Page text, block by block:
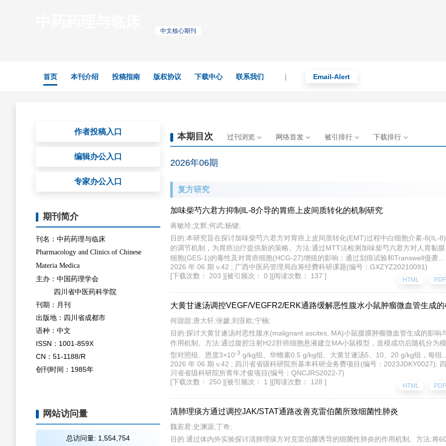
中文核心期刊
首页 本刊介绍 投稿指南 版权协议 下载中心 联系我们 | Email-Alert
作者投稿入口
编辑办公入口
专家办公入口
期刊简介
刊名：中药药理与临床
Pharmacology and Clinics of Chinese
Materia Medica
主办：中国药理学会
四川省中医药科学院
刊期：月刊
出版地：四川省成都市
语种：中文
ISSN：1001-859X
CN：51-1188/R
创刊时间：1985年
网站访问量
总访问量: 1,555,917
本期目次 过刊浏览 网络首发 被引排行 下载排行
2026年06期
复方研究
加味柴芍六君方抑制IL-8介导的胃癌上皮间质转化的机制研究
蒋敏玲;文辉;何武;杨键;
目的:本研究旨在探讨加味柴芍六君方对胃癌上皮间质转化(EMT)过程中白细胞介素-8(IL-8)
胃癌治疗提供新的策略。方法:通过MTT法检测加味柴芍六君方对人胃黏膜细胞(GES-1)的
(HCG-27)增殖的影响；通过划痕试验和Transwell侵袭试验评估该方对细胞迁移和侵袭能力
用TGF-β1 10μg/L诱导EMT模型，并通过慢病毒转染构建IL-8过表达细胞模型；采用ELISA
(CEA)、胃泌素(G-17)和IL-8含量，qRT-PCR和Western blot法检测EMT标志物(Ecadherin
柴芍六君方200、400μg/mL组细胞CEA、G-17和IL-8含量显著升高(P<0.01),过表达IL-8组
17、IL-8含量显著升高(P<0.01)。与过表达IL-8模型对照组比较，加味柴芍六君方200、
Vimentin、Twist、Snail、IL-8蛋白和mRNA表达下调，Ecadherin上调(P<0.05或
Twist mRNA表达上调，Il8、EcadherinmRNA表达下调(P<0.05或P<0.01)。与TGF-β1组
君方+TGF-β1组细胞Vimentin、Twist、SnailmRNA表达下调，Ecadherin、Il8 mRNA表达
P<0.01)。免疫荧光结果表明，相较于空白对照组，过表达IL-8组和TGF-β1组的荧光强度
六君方组减弱细胞IL-8的荧光强度。结论:加味柴芍六君方通过调控IL-8及其下游信号通路
细胞的EMT过程。
2026 年 06 期 v.42 ; 广西中医药管理局自筹经费科研课题(编号：GXZYZ20210091)
[下载次数： 203 ][被引频次： 0 ][阅读次数： 137 ] HTML
大黄甘遂汤调控VEGF/VEGFR2/ERK通路缓解恶性腹水小鼠肿瘤微血管生成
何甜甜;唐大轩;张媛;刘亚欧;宁楠;
目的:探讨大黄甘遂汤对恶性腹水(malignant ascites, MA)小鼠腹膜肿瘤微血管生成的影响
法:通过腹腔注射H22肝癌细胞悬液建立MA小鼠模型，造模成功后随机分为模型对照组、恩
组、华蟾素0.5 g/kg组、大黄甘遂汤5、10、20 g/kg组，每组10只，连续给予相应药物7 d
状态和死亡情况；测定腹水量；HE染色观察腹膜组织病理学变化；免疫组化和透射电镜检
度与超微结构；RT-PCR法检测腹膜组织缺氧诱导因子1α(Hif1α)、血管内皮生长因子(Vegf)
生长因子受体2(Vegfr2)、丝裂原活化蛋白激酶1(Mapk1) mRNA表达；Western blot法检测
腹水量显著升高(P<0.01),腹膜组织肿瘤细胞增生及新生血管形成明显，微血管密度显著升
结构异常，腹腔组织Hif1α、Vegf、Vegfr2、Mapk1 mRNA和HIF1α、VEGF、VEGFR2、
表达上调，pERK/ERK比值显著增高(P<0.01);与模型对照组比较，大黄甘遂汤各给药组腹
2026 年 06 期 v.42 ; 四川省省级科研院所基本科研业务费项目(编号：2023JDKY0027); 四
川省省级科研院所青年才俊项目(编号：QNCJRS2022-7)
[下载次数： 250 ][被引频次： 1 ][阅读次数： 128 ] HTML
清肺理痰方通过调控JAK/STAT通路改善克雷伯菌所致细菌性肺炎
魏若君;史渊源;丁奇;
目的:通过体内外实验探讨清肺理痰方对克雷伯菌诱导的细菌性肺炎的作用机制。方法:将
我刊无微信、QQ群，凡是发邮件让您加微信或qq的都是骗子！